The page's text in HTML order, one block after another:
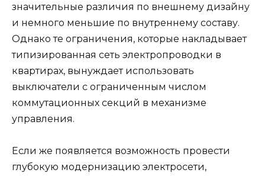
значительные различия по внешнему дизайну
и немного меньшие по внутреннему составу.
Однако те ограничения, которые накладывает
типизированная сеть электропроводки в
квартирах, вынуждает использовать
выключатели с ограниченным числом
коммутационных секций в механизме
управления.
Если же появляется возможность провести
глубокую модернизацию электросети,